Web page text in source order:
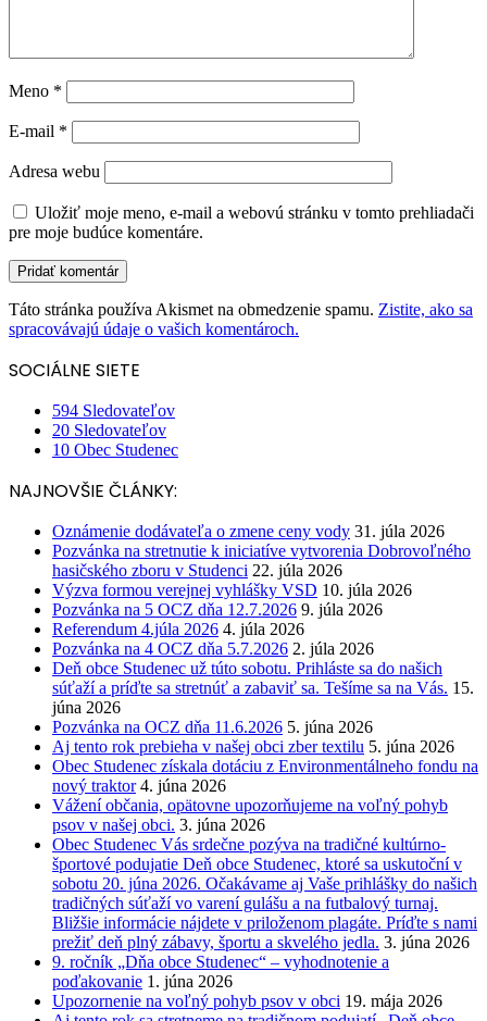
Meno *
E-mail *
Adresa webu
Uložiť moje meno, e-mail a webovú stránku v tomto prehliadači
pre moje budúce komentáre.
Táto stránka používa Akismet na obmedzenie spamu. Zistite, ako sa
spracovávajú údaje o vašich komentároch.
SOCIÁLNE SIETE
594 Sledovateľov
20 Sledovateľov
10 Obec Studenec
NAJNOVŠIE ČLÁNKY:
Oznámenie dodávateľa o zmene ceny vody 31. júla 2026
Pozvánka na stretnutie k iniciatíve vytvorenia Dobrovoľného
hasičského zboru v Studenci 22. júla 2026
Výzva formou verejnej vyhlášky VSD 10. júla 2026
Pozvánka na 5 OCZ dňa 12.7.2026 9. júla 2026
Referendum 4.júla 2026 4. júla 2026
Pozvánka na 4 OCZ dňa 5.7.2026 2. júla 2026
Deň obce Studenec už túto sobotu. Prihláste sa do našich
súťaží a príďte sa stretnúť a zabaviť sa. Tešíme sa na Vás. 15.
júna 2026
Pozvánka na OCZ dňa 11.6.2026 5. júna 2026
Aj tento rok prebieha v našej obci zber textilu 5. júna 2026
Obec Studenec získala dotáciu z Environmentálneho fondu na
nový traktor 4. júna 2026
Vážení občania, opätovne upozorňujeme na voľný pohyb
psov v našej obci. 3. júna 2026
Obec Studenec Vás srdečne pozýva na tradičné kultúrno-
športové podujatie Deň obce Studenec, ktoré sa uskutoční v
sobotu 20. júna 2026. Očakávame aj Vaše prihlášky do našich
tradičných súťaží vo varení gulášu a na futbalový turnaj.
Bližšie informácie nájdete v priloženom plagáte. Príďte s nami
prežiť deň plný zábavy, športu a skvelého jedla. 3. júna 2026
9. ročník „Dňa obce Studenec“ – vyhodnotenie a
poďakovanie 1. júna 2026
Upozornenie na voľný pohyb psov v obci 19. mája 2026